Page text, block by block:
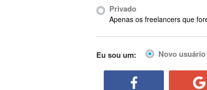
Ableton Live
Abstract Window Toolkit (AWT)
Privado
Apenas os freelancers que
Eu sou um: Novo usuário